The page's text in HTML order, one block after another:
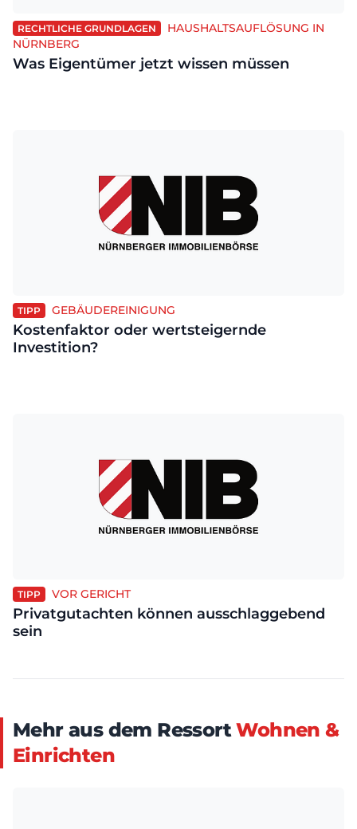
RECHTLICHE GRUNDLAGEN
HAUSHALTSAUFLÖSUNG IN
NÜRNBERG
Was Eigentümer jetzt wissen müssen
TIPP GEBÄUDEREINIGUNG
Kostenfaktor oder wertsteigernde
Investition?
TIPP VOR GERICHT
Privatgutachten können ausschlaggebend
sein
Mehr aus dem RessortWohnen &
Einrichten